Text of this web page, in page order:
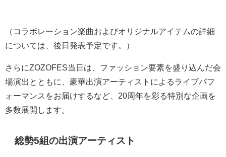
（コラボレーション楽曲およびオリジナルアイテムの詳細
については、後日発表予定です。）
さらにZOZOFES当日は、ファッション要素を盛り込んだ会
場演出とともに、豪華出演アーティストによるライブパフ
ォーマンスをお届けするなど、 20周年を彩る特別な企画を
多数展開します。
総勢5組の出演アーティスト